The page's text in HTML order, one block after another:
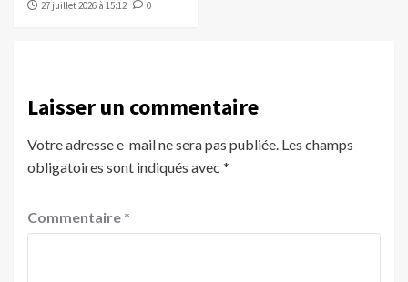
27 juillet 2026 à 15:12 0
Laisser un commentaire
Votre adresse e-mail ne sera pas publiée. Les champs
obligatoires sont indiqués avec *
Commentaire *